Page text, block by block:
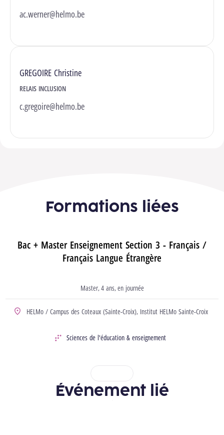
ac.werner@helmo.be
GREGOIRE Christine
RELAIS INCLUSION
c.gregoire@helmo.be
Formations liées
Bac + Master Enseignement Section 3 - Français /
Français Langue Étrangère
Type d’études
Masterdurée
4 anshoraire
en journée
LocalisationHELMo / Campus des Coteaux (Sainte-Croix), Institut HELMo Sainte-Croix
Sciences de l'éducation & enseignement
1 2 3
Événement lié